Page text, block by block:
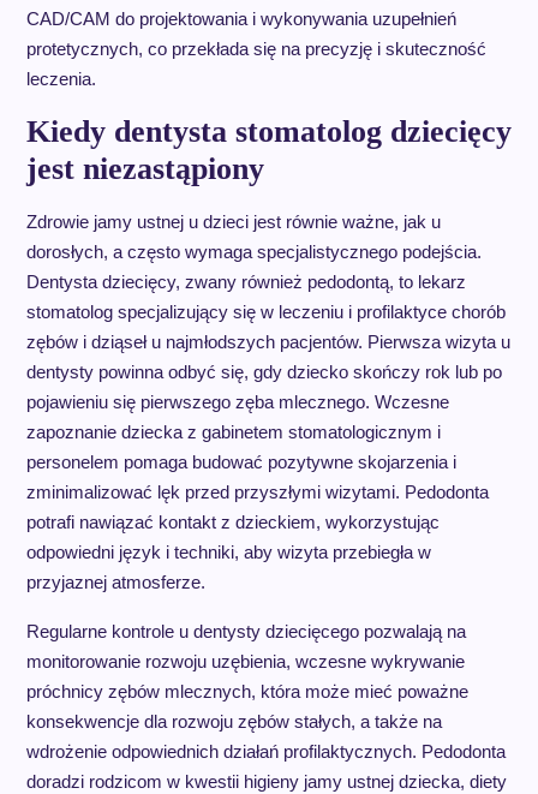
CAD/CAM do projektowania i wykonywania uzupełnień
protetycznych, co przekłada się na precyzję i skuteczność
leczenia.
Kiedy dentysta stomatolog dziecięcy
jest niezastąpiony
Zdrowie jamy ustnej u dzieci jest równie ważne, jak u
dorosłych, a często wymaga specjalistycznego podejścia.
Dentysta dziecięcy, zwany również pedodontą, to lekarz
stomatolog specjalizujący się w leczeniu i profilaktyce chorób
zębów i dziąseł u najmłodszych pacjentów. Pierwsza wizyta u
dentysty powinna odbyć się, gdy dziecko skończy rok lub po
pojawieniu się pierwszego zęba mlecznego. Wczesne
zapoznanie dziecka z gabinetem stomatologicznym i
personelem pomaga budować pozytywne skojarzenia i
zminimalizować lęk przed przyszłymi wizytami. Pedodonta
potrafi nawiązać kontakt z dzieckiem, wykorzystując
odpowiedni język i techniki, aby wizyta przebiegła w
przyjaznej atmosferze.
Regularne kontrole u dentysty dziecięcego pozwalają na
monitorowanie rozwoju uzębienia, wczesne wykrywanie
próchnicy zębów mlecznych, która może mieć poważne
konsekwencje dla rozwoju zębów stałych, a także na
wdrożenie odpowiednich działań profilaktycznych. Pedodonta
doradzi rodzicom w kwestii higieny jamy ustnej dziecka, diety